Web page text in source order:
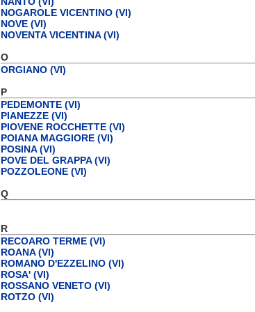
NOGAROLE VICENTINO (VI)
NOVE (VI)
NOVENTA VICENTINA (VI)
O
ORGIANO (VI)
P
PEDEMONTE (VI)
PIANEZZE (VI)
PIOVENE ROCCHETTE (VI)
POIANA MAGGIORE (VI)
POSINA (VI)
POVE DEL GRAPPA (VI)
POZZOLEONE (VI)
Q
R
RECOARO TERME (VI)
ROANA (VI)
ROMANO D'EZZELINO (VI)
ROSA' (VI)
ROSSANO VENETO (VI)
ROTZO (VI)